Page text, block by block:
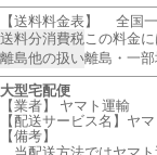
【送料料金表】
全国一
送料分消費税この料金
離島他の扱い離島・一
大型宅配便
【業者】 ヤマト運輸
【配送サービス名】ヤ
【備考】